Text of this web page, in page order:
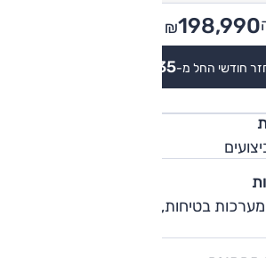
₪198,990 -
חודשי החל מ-₪1,835
בטיחות, נוחות עירונית, התנהגות